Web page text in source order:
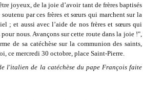
joyeux, de la joie d’avoir tant de frères baptisés
par ces frères et sœurs qui marchent sur la
; et aussi avec l’aide de nos frères et sœurs qui
nous. Avançons sur cette route dans la joie !",
de sa catéchèse sur la communion des saints,
ce mercredi 30 octobre, place Saint-Pierre.
l'italien de la catéchèse du pape François faite